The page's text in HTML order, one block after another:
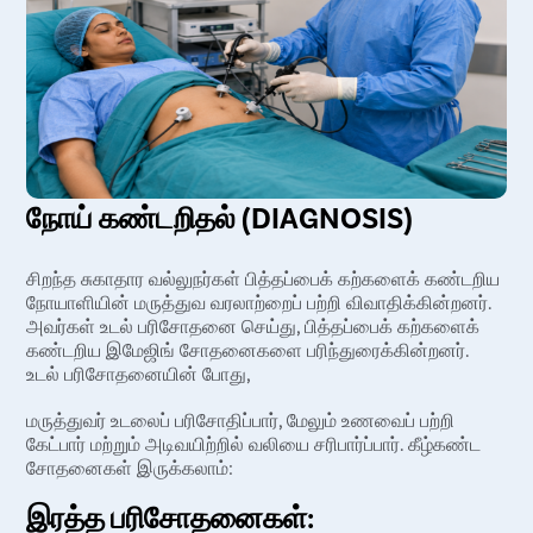
நோய் கண்டறிதல் (DIAGNOSIS)
சிறந்த சுகாதார வல்லுநர்கள் பித்தப்பைக் கற்களைக் கண்டறிய
நோயாளியின் மருத்துவ வரலாற்றைப் பற்றி விவாதிக்கின்றனர்.
அவர்கள் உடல் பரிசோதனை செய்து, பித்தப்பைக் கற்களைக்
கண்டறிய இமேஜிங் சோதனைகளை பரிந்துரைக்கின்றனர்.
உடல் பரிசோதனையின் போது,
மருத்துவர் உடலைப் பரிசோதிப்பார், மேலும் உணவைப் பற்றி
கேட்பார் மற்றும் அடிவயிற்றில் வலியை சரிபார்ப்பார். கீழ்கண்ட
சோதனைகள் இருக்கலாம்:
இரத்த பரிசோதனைகள்: